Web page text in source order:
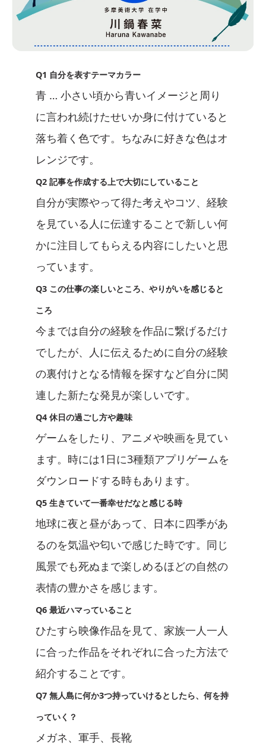
Q1 自分を表すテーマカラー
青 … 小さい頃から青いイメージと周り
に言われ続けたせいか身に付けていると
落ち着く色です。ちなみに好きな色はオ
レンジです。
Q2 記事を作成する上で大切にしていること
自分が実際やって得た考えやコツ、経験
を見ている人に伝達することで新しい何
かに注目してもらえる内容にしたいと思
っています。
Q3 この仕事の楽しいところ、やりがいを感じると
ころ
今までは自分の経験を作品に繋げるだけ
でしたが、人に伝えるために自分の経験
の裏付けとなる情報を探すなど自分に関
連した新たな発見が楽しいです。
Q4 休日の過ごし方や趣味
ゲームをしたり、アニメや映画を見てい
ます。時には1日に3種類アプリゲームを
ダウンロードする時もあります。
Q5 生きていて一番幸せだなと感じる時
地球に夜と昼があって、日本に四季があ
るのを気温や匂いで感じた時です。同じ
風景でも死ぬまで楽しめるほどの自然の
表情の豊かさを感じます。
Q6 最近ハマっていること
ひたすら映像作品を見て、家族一人一人
に合った作品をそれぞれに合った方法で
紹介することです。
Q7 無人島に何か3つ持っていけるとしたら、何を持
っていく？
メガネ、軍手、長靴